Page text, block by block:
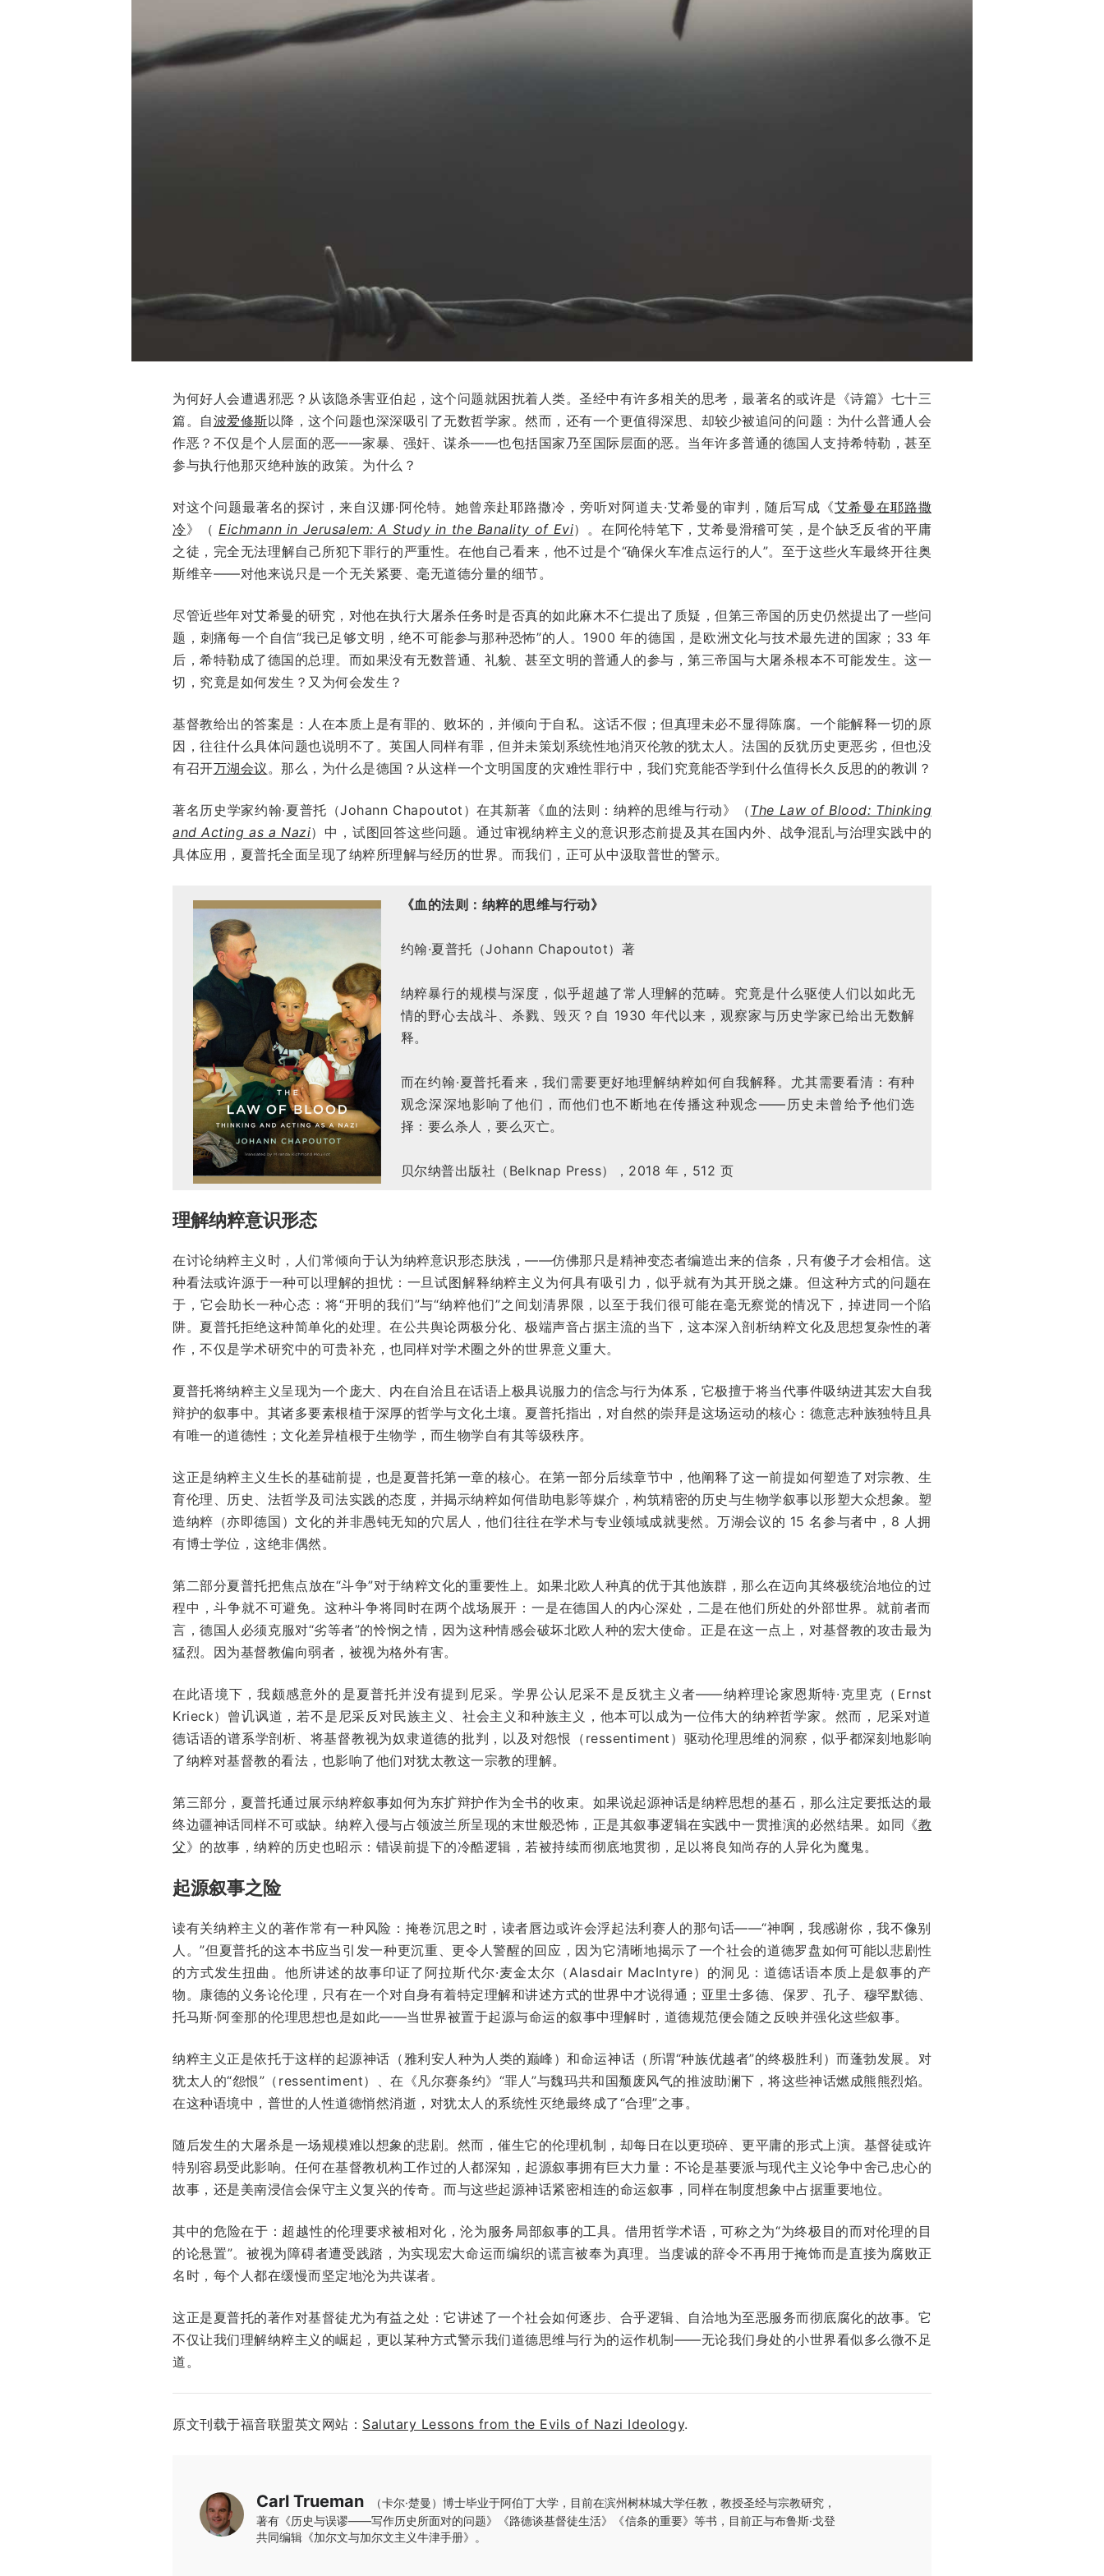
为何好人会遭遇邪恶？从该隐杀害亚伯起，这个问题就困扰着人类。圣经中有许多相关的思考，最著名的或许是《诗篇》七十三
篇。自波爱修斯以降，这个问题也深深吸引了无数哲学家。然而，还有一个更值得深思、却较少被追问的问题：为什么普通人会
作恶？不仅是个人层面的恶——家暴、强奸、谋杀——也包括国家乃至国际层面的恶。当年许多普通的德国人支持希特勒，甚至
参与执行他那灭绝种族的政策。为什么？
对这个问题最著名的探讨，来自汉娜·阿伦特。她曾亲赴耶路撒冷，旁听对阿道夫·艾希曼的审判，随后写成《艾希曼在耶路撒
冷》（ Eichmann in Jerusalem: A Study in the Banality of Evi）。在阿伦特笔下，艾希曼滑稽可笑，是个缺乏反省的平庸
之徒，完全无法理解自己所犯下罪行的严重性。在他自己看来，他不过是个“确保火车准点运行的人”。至于这些火车最终开往奥
斯维辛——对他来说只是一个无关紧要、毫无道德分量的细节。
尽管近些年对艾希曼的研究，对他在执行大屠杀任务时是否真的如此麻木不仁提出了质疑，但第三帝国的历史仍然提出了一些问
题，刺痛每一个自信“我已足够文明，绝不可能参与那种恐怖”的人。1900 年的德国，是欧洲文化与技术最先进的国家；33 年
后，希特勒成了德国的总理。而如果没有无数普通、礼貌、甚至文明的普通人的参与，第三帝国与大屠杀根本不可能发生。这一
切，究竟是如何发生？又为何会发生？
基督教给出的答案是：人在本质上是有罪的、败坏的，并倾向于自私。这话不假；但真理未必不显得陈腐。一个能解释一切的原
因，往往什么具体问题也说明不了。英国人同样有罪，但并未策划系统性地消灭伦敦的犹太人。法国的反犹历史更恶劣，但也没
有召开万湖会议 。那么，为什么是德国？从这样一个文明国度的灾难性罪行中，我们究竟能否学到什么值得长久反思的的教训？
著名历史学家约翰·夏普托（Johann Chapoutot）在其新著《血的法则：纳粹的思维与行动》（The Law of Blood: Thinking
and Acting as a Nazi）中，试图回答这些问题。通过审视纳粹主义的意识形态前提及其在国内外、战争混乱与治理实践中的
具体应用，夏普托全面呈现了纳粹所理解与经历的世界。而我们，正可从中汲取普世的警示。
《血的法则：纳粹的思维与行动》
约翰·夏普托（Johann Chapoutot）著
纳粹暴行的规模与深度，似乎超越了常人理解的范畴。究竟是什么驱使人们以如此无
情的野心去战斗、杀戮、毁灭？自 1930 年代以来，观察家与历史学家已给出无数解
释。
而在约翰·夏普托看来，我们需要更好地理解纳粹如何自我解释。尤其需要看清：有种
观念深深地影响了他们，而他们也不断地在传播这种观念——历史未曾给予他们选
择：要么杀人，要么灭亡。
贝尔纳普出版社（Belknap Press），2018 年，512 页
理解纳粹意识形态
在讨论纳粹主义时，人们常倾向于认为纳粹意识形态肤浅，——仿佛那只是精神变态者编造出来的信条，只有傻子才会相信。这
种看法或许源于一种可以理解的担忧：一旦试图解释纳粹主义为何具有吸引力，似乎就有为其开脱之嫌。但这种方式的问题在
于，它会助长一种心态：将“开明的我们”与“纳粹他们”之间划清界限，以至于我们很可能在毫无察觉的情况下，掉进同一个陷
阱。夏普托拒绝这种简单化的处理。在公共舆论两极分化、极端声音占据主流的当下，这本深入剖析纳粹文化及思想复杂性的著
作，不仅是学术研究中的可贵补充，也同样对学术圈之外的世界意义重大。
夏普托将纳粹主义呈现为一个庞大、内在自洽且在话语上极具说服力的信念与行为体系，它极擅于将当代事件吸纳进其宏大自我
辩护的叙事中。其诸多要素根植于深厚的哲学与文化土壤。夏普托指出，对自然的崇拜是这场运动的核心：德意志种族独特且具
有唯一的道德性；文化差异植根于生物学，而生物学自有其等级秩序。
这正是纳粹主义生长的基础前提，也是夏普托第一章的核心。在第一部分后续章节中，他阐释了这一前提如何塑造了对宗教、生
育伦理、历史、法哲学及司法实践的态度，并揭示纳粹如何借助电影等媒介，构筑精密的历史与生物学叙事以形塑大众想象。塑
造纳粹（亦即德国）文化的并非愚钝无知的穴居人，他们往往在学术与专业领域成就斐然。万湖会议的 15 名参与者中，8 人拥
有博士学位，这绝非偶然。
第二部分夏普托把焦点放在“斗争”对于纳粹文化的重要性上。如果北欧人种真的优于其他族群，那么在迈向其终极统治地位的过
程中，斗争就不可避免。这种斗争将同时在两个战场展开：一是在德国人的内心深处，二是在他们所处的外部世界。就前者而
言，德国人必须克服对“劣等者”的怜悯之情，因为这种情感会破坏北欧人种的宏大使命。正是在这一点上，对基督教的攻击最为
猛烈。因为基督教偏向弱者，被视为格外有害。
在此语境下，我颇感意外的是夏普托并没有提到尼采。学界公认尼采不是反犹主义者——纳粹理论家恩斯特·克里克（Ernst
Krieck）曾讥讽道，若不是尼采反对民族主义、社会主义和种族主义，他本可以成为一位伟大的纳粹哲学家。然而，尼采对道
德话语的谱系学剖析、将基督教视为奴隶道德的批判，以及对怨恨（ressentiment）驱动伦理思维的洞察，似乎都深刻地影响
了纳粹对基督教的看法，也影响了他们对犹太教这一宗教的理解。
第三部分，夏普托通过展示纳粹叙事如何为东扩辩护作为全书的收束。如果说起源神话是纳粹思想的基石，那么注定要抵达的最
终边疆神话同样不可或缺。纳粹入侵与占领波兰所呈现的末世般恐怖，正是其叙事逻辑在实践中一贯推演的必然结果。如同《教
父》的故事，纳粹的历史也昭示：错误前提下的冷酷逻辑，若被持续而彻底地贯彻，足以将良知尚存的人异化为魔鬼。
起源叙事之险
读有关纳粹主义的著作常有一种风险：掩卷沉思之时，读者唇边或许会浮起法利赛人的那句话——“神啊，我感谢你，我不像别
人。”但夏普托的这本书应当引发一种更沉重、更令人警醒的回应，因为它清晰地揭示了一个社会的道德罗盘如何可能以悲剧性
的方式发生扭曲。他所讲述的故事印证了阿拉斯代尔·麦金太尔（Alasdair MacIntyre）的洞见：道德话语本质上是叙事的产
物。康德的义务论伦理，只有在一个对自身有着特定理解和讲述方式的世界中才说得通；亚里士多德、保罗、孔子、穆罕默德、
托马斯·阿奎那的伦理思想也是如此——当世界被置于起源与命运的叙事中理解时，道德规范便会随之反映并强化这些叙事。
纳粹主义正是依托于这样的起源神话（雅利安人种为人类的巅峰）和命运神话（所谓“种族优越者”的终极胜利）而蓬勃发展。对
犹太人的“怨恨”（ressentiment）、在《凡尔赛条约》“罪人”与魏玛共和国颓废风气的推波助澜下，将这些神话燃成熊熊烈焰。
在这种语境中，普世的人性道德悄然消逝，对犹太人的系统性灭绝最终成了“合理”之事。
随后发生的大屠杀是一场规模难以想象的悲剧。然而，催生它的伦理机制，却每日在以更琐碎、更平庸的形式上演。基督徒或许
特别容易受此影响。任何在基督教机构工作过的人都深知，起源叙事拥有巨大力量：不论是基要派与现代主义论争中舍己忠心的
故事，还是美南浸信会保守主义复兴的传奇。而与这些起源神话紧密相连的命运叙事，同样在制度想象中占据重要地位。
其中的危险在于：超越性的伦理要求被相对化，沦为服务局部叙事的工具。借用哲学术语，可称之为“为终极目的而对伦理的目
的论悬置”。被视为障碍者遭受践踏，为实现宏大命运而编织的谎言被奉为真理。当虔诚的辞令不再用于掩饰而是直接为腐败正
名时，每个人都在缓慢而坚定地沦为共谋者。
这正是夏普托的著作对基督徒尤为有益之处：它讲述了一个社会如何逐步、合乎逻辑、自洽地为至恶服务而彻底腐化的故事。它
不仅让我们理解纳粹主义的崛起，更以某种方式警示我们道德思维与行为的运作机制——无论我们身处的小世界看似多么微不足
道。
原文刊载于福音联盟英文网站： Salutary Lessons from the Evils of Nazi Ideology.
Carl Trueman
（卡尔·楚曼）博士毕业于阿伯丁大学，目前在滨州树林城大学任教，教授圣经与宗教研究，
著有《历史与误谬——写作历史所面对的问题》《路德谈基督徒生活》《信条的重要》等书，目前正与布鲁斯·戈登
共同编辑《加尔文与加尔文主义牛津手册》。